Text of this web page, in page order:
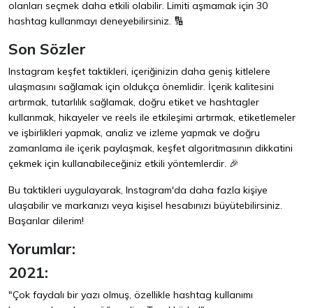
olanları seçmek daha etkili olabilir. Limiti aşmamak için 30
hashtag kullanmayı deneyebilirsiniz. 🔢
Son Sözler
Instagram keşfet taktikleri, içeriğinizin daha geniş kitlelere
ulaşmasını sağlamak için oldukça önemlidir. İçerik kalitesini
artırmak, tutarlılık sağlamak, doğru etiket ve hashtagler
kullanmak, hikayeler ve reels ile etkileşimi artırmak, etiketlemeler
ve işbirlikleri yapmak, analiz ve izleme yapmak ve doğru
zamanlama ile içerik paylaşmak, keşfet algoritmasının dikkatini
çekmek için kullanabileceğiniz etkili yöntemlerdir. 🎉
Bu taktikleri uygulayarak, Instagram'da daha fazla kişiye
ulaşabilir ve markanızı veya kişisel hesabınızı büyütebilirsiniz.
Başarılar dilerim!
Yorumlar:
2021:
"Çok faydalı bir yazı olmuş, özellikle hashtag kullanımı